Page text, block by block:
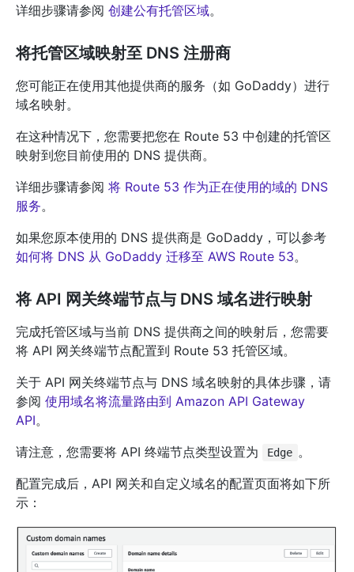
详细步骤请参阅 创建公有托管区域。
将托管区域映射至 DNS 注册商
您可能正在使用其他提供商的服务（如 GoDaddy）进行
域名映射。
在这种情况下，您需要把您在 Route 53 中创建的托管区
映射到您目前使用的 DNS 提供商。
详细步骤请参阅 将 Route 53 作为正在使用的域的 DNS
服务。
如果您原本使用的 DNS 提供商是 GoDaddy，可以参考
如何将 DNS 从 GoDaddy 迁移至 AWS Route 53。
将 API 网关终端节点与 DNS 域名进行映射
完成托管区域与当前 DNS 提供商之间的映射后，您需要
将 API 网关终端节点配置到 Route 53 托管区域。
关于 API 网关终端节点与 DNS 域名映射的具体步骤，请
参阅 使用域名将流量路由到 Amazon API Gateway
API。
请注意，您需要将 API 终端节点类型设置为
Edge 。
配置完成后，API 网关和自定义域名的配置页面将如下所
示：